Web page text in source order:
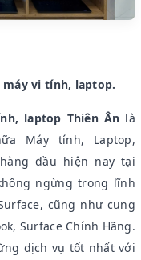
vi tính, laptop.
laptop Thiên Ân là
Máy tính, Laptop,
đầu hiện nay tại
ngừng trong lĩnh
cũng như cung
Surface Chính Hãng.
dịch vụ tốt nhất với